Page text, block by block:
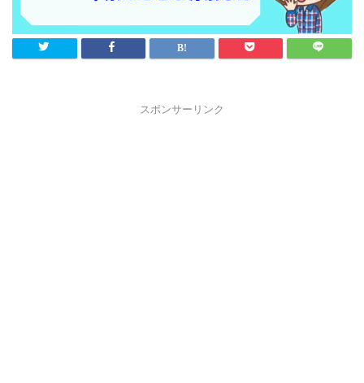
スポンサーリンク